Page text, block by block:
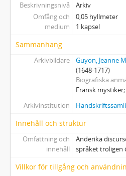
Beskrivningsnivå
Arkiv
Omfång och
medium
0,05 hyllmeter
1 kapsel
Sammanhang
Arkivbildare
Guyon, Jeanne
(1648-1717)
Biografiska
Fransk
Arkivinstitution
Innehåll och struktur
Omfattning och
innehåll
Anderika
språket troligen
Villkor för tillgång och